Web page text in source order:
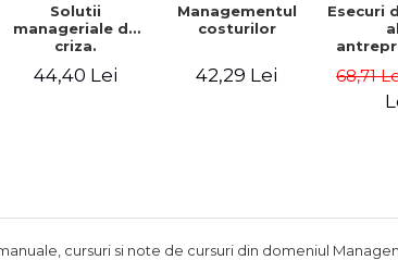
Solutii
manageriale de
criza.
organizationala
44,40 Lei
Managementul
costurilor
42,29 Lei
Esecuri
esec
68,71
cursuri si note de cursuri din domeniul